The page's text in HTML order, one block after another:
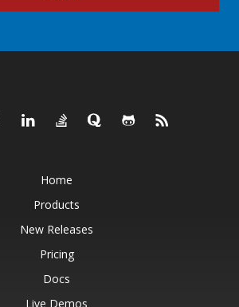
Home
Products
New Releases
Pricing
Docs
Live Demos